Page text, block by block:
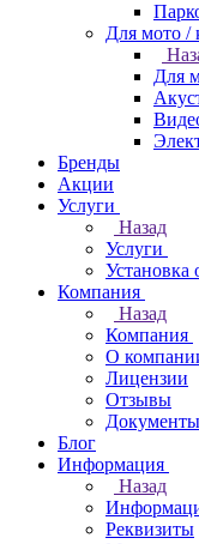
Для мото /
Для
Бренды
Акции
Услуги
Назад
Услуги
Установка
Компания
Назад
Компания
О
Лицензии
Отзывы
Документы
Блог
Информация
Назад
Реквизиты